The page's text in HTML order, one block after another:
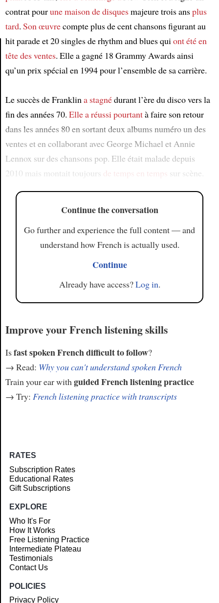
Article
contrat pourune maison de disquesmajeure trois ansplus
tard. Son œuvrecompte plus de cent chansons figurant au
hit parade et 20 singles de rhythm and blues quiont été en
tête des ventes. Elle a gagné 18 Grammy Awards ainsi
qu’un prix spécial en 1994 pour l’ensemble de sa carrière.
Le succès de Franklina stagnédurant l’ère du disco vers la
fin des années 70. Elle a réussipourtantà faire son retour
dans les années 80 en sortant deux albums numéro un des
ventes et en collaborant avec George Michael et Annie
Lennox sur des chansons pop. Elle était malade depuis
2010 mais montait toujours de temps en temps sur scène.
Continue the conversation
Go further and experience the full content — and
understand how French is actually used.
Continue
Already have access?Log in.
Improve your French listening skills
Isfast spoken French difficult to follow?
→ Read: Why you can't understand spoken French
Train your ear with guided French listening practice
→ Try: French listening practice with transcripts
RATES
Subscription Rates
Educational Rates
Gift Subscriptions
EXPLORE
Who It's For
How It Works
Free Listening Practice
Intermediate Plateau
Testimonials
Contact Us
POLICIES
Privacy Policy